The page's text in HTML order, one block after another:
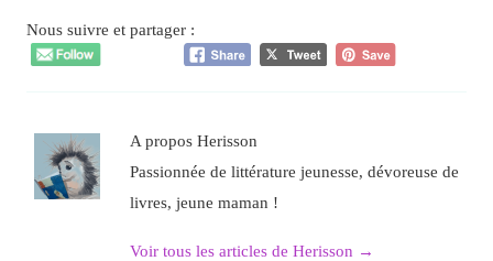
Nous suivre et partager :
A propos Herisson
Passionnée de littérature jeunesse, dévoreuse de
livres, jeune maman !
Voir tous les articles de Herisson →